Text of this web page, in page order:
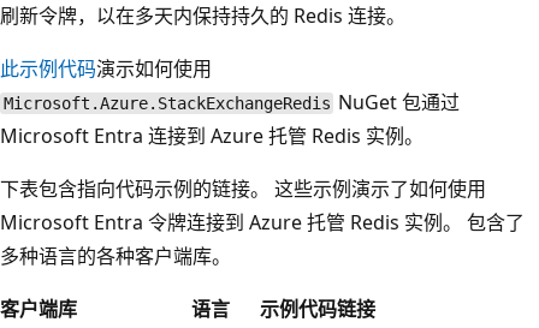
刷新令牌，以在多天内保持持久的 Redis 连接。
此示例代码演示如何使用
Microsoft.Azure.StackExchangeRedis NuGet 包通过
Microsoft Entra 连接到 Azure 托管 Redis 实例。
下表包含指向代码示例的链接。 这些示例演示了如何使用
Microsoft Entra 令牌连接到 Azure 托管 Redis 实例。 包含了
多种语言的各种客户端库。
客户端库
语言
示例代码链接